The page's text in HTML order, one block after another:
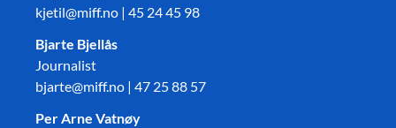
kjetil@miff.no | 45 24 45 98
Bjarte Bjellås
Journalist
bjarte@miff.no | 47 25 88 57
Per Arne Vatnøy